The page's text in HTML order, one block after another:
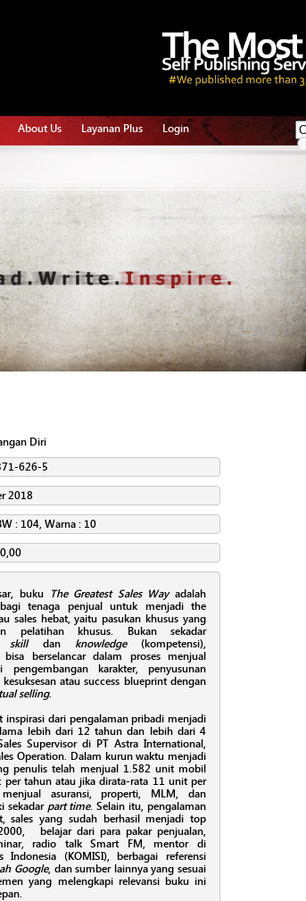
About Us Layanan Plus Login
Diri
626-5
2018
: 104, Warna : 10
buku
The Greatest Sales Way adalah
tenaga penjual untuk menjadi the
sales hebat, yaitu pasukan khusus yang
pelatihan khusus. Bukan sekadar
skilldan knowledge(kompetensi),
berselancar dalam proses menjual
pengembangan karakter, penyusunan
atau success blueprint dengan
selling.
inspirasi dari pengalaman pribadi menjadi
lebih dari 12 tahun dan lebih dari 4
Supervisor di PT Astra International,
Operation. Dalam kurun waktu menjadi
penulis telah menjual 1.582 unit mobil
per tahun atau jika dirata-rata 11 unit per
asuransi, properti, MLM, dan
sekadar part time. Selain itu, pengalaman
sales yang sudah berhasil menjadi top
belajar dari para pakar penjualan,
radio talk Smart FM, mentor di
Indonesia (KOMISI), berbagai referensi
Google, dan sumber lainnya yang sesuai
yang melengkapi relevansi buku ini